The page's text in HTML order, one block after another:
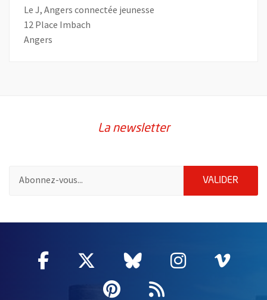
Le J, Angers connectée jeunesse
12 Place Imbach
Angers
La newsletter
VALIDER
Facebook
, Ouvre une nouvelle fenêtre
Twitter
, Ouvre une nouvelle
Bluesky
, Ouvre une
Instagram
, Ouvre
,
Pinterest
, Ouvre une
Flux RSS